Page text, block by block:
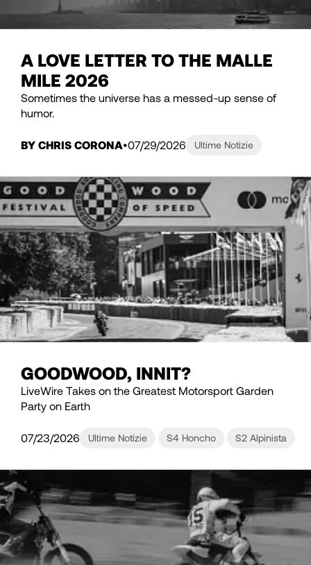
A LOVE LETTER TO THE MALLE
MILE 2026
Sometimes the universe has a messed-up sense of
humor.
BY CHRIS CORONA 07/29/2026 Ultime Notizie
GOODWOOD, INNIT?
LiveWire Takes on the Greatest Motorsport Garden
Party on Earth
07/23/2026 Ultime Notizie S4 Honcho S2 Alpinista